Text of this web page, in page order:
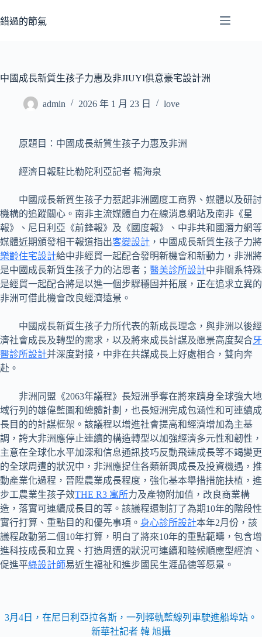
至
容
錯過的節氣
中國成長新質生孩子力惠及非JIUYI俱意豪宅設計洲
admin 2026 年 1 月 23 日 love
原題目：中國成長新質生孩子力惠及非洲
經濟日報駐比勒陀利亞記者 楊海泉
中國成長新質生孩子力惹起非洲國度工商界、媒體以及研討
機構的追蹤關心。南非主流媒體自力在線消息網站及南非《星
報》、尼日利亞《前鋒報》及《國度報》、中非共和國潛力網等
媒體近期頒發相干報道指出客變設計 ，中國成長新質生孩子力將
樂齡住宅設計給中非經貿一起配合發明新機會和新動力，非洲將
是中國成長新質生孩子力的沾恩者； 醫美診所設計中非關系特殊
是經貿一起配合將是以進一個步驟穩固并拓展，正在追求立異的
非洲可借此機會改良經濟遠景。
中國成長新質生孩子力所代表的新成長理念，與非洲以後經
濟社會成長及轉型的需求，以及將來成長計謀及愿景高度契合牙
醫診所設計并深度對接，中非在共謀成長上好處相合，雙向奔
赴。
非洲同盟《2063年議程》長短洲爭奪在將來躋身全球強大地
域行列的雄偉藍圖和總體計劃，也長短洲完成包涵性和可連續成
長目的的計謀框架。該議程以增進社會提高和經濟增加為主基
調，誇大非洲應停止連續的構造轉型以加強經濟多元性和韌性，
主意在全球化水平加深和信息通訊技巧反動飛速成長等不竭變更
的全球周遭的狀況中，非洲應捉住各類新興成長及投資機遇，推
動產業化過程，晉陞農業成長程度，強化基本舉措措施扶植，進
步工農業生孩子效THE R3 寓所力及產物附加值，改良商業構
造，落實可連續成長目的等。該議程還制訂了為期10年的階段性
實行打算、重點目的和優先事項。 身心診所設計本年2月份，該
議程啟動第二個10年打算，明白了將來10年的重點範疇，包含增
進科技成長和立異、打造周遭的狀況可連續和睦候順應型經濟、
促進平綠設計師易近生福祉和進步國民生涯品德等愿景。
3月4日，在尼日利亞拉各斯，一列輕軌藍線列車駛進船埠站。
新華社記者 韓 旭攝